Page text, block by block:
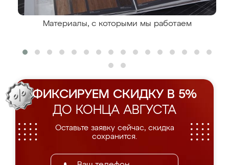
Материалы, с которыми мы работаем
ФИКСИРУЕМ СКИДКУ В 5%
ДО КОНЦА АВГУСТА
Оставьте заявку сейчас, скидка
сохранится.